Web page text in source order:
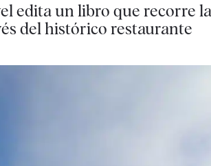
edita un libro que recorre
del histórico restaurante